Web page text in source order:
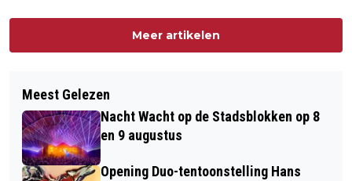
Meer artikelen
Meest Gelezen
Nacht Wacht op de Stadsblokken op 8
en 9 augustus
Opening Duo-tentoonstelling Hans